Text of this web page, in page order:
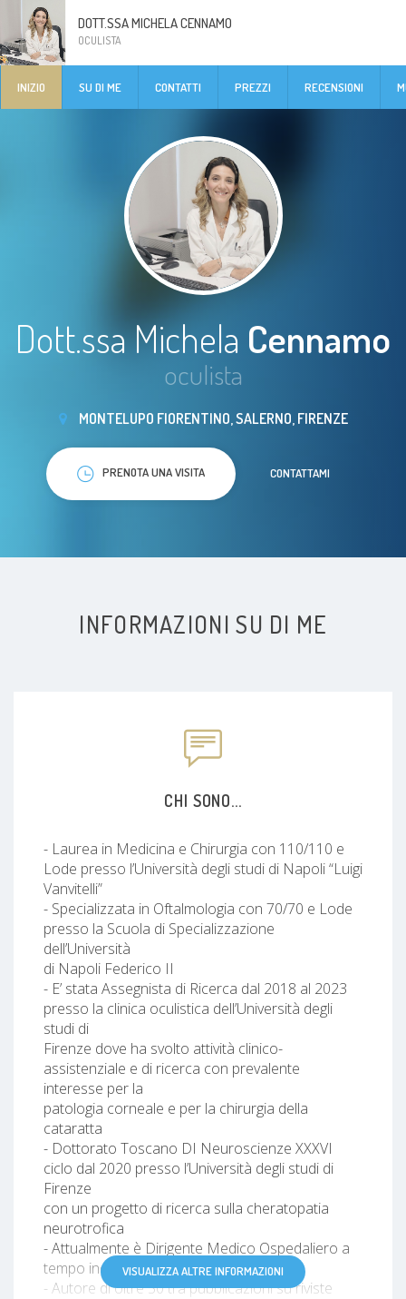
DOTT.SSA MICHELA CENNAMO
OCULISTA
INIZIO SU DI ME CONTATTI PREZZI RECENSIONI
Dott.ssa Michela Cennamo
oculista
MONTELUPO FIORENTINO, SALERNO, FIRENZE
PRENOTA UNA VISITA CONTATTAMI
INFORMAZIONI SU DI ME
CHI SONO...
- Laurea in Medicina e Chirurgia con 110/110 e
Lode presso l’Università degli studi di Napoli “Luigi
Vanvitelli”
- Specializzata in Oftalmologia con 70/70 e Lode
presso la Scuola di Specializzazione
dell’Università
di Napoli Federico II
- E’ stata Assegnista di Ricerca dal 2018 al 2023
presso la clinica oculistica dell’Università degli
studi di
Firenze dove ha svolto attività clinico-
assistenziale e di ricerca con prevalente
interesse per la
patologia corneale e per la chirurgia della
cataratta
- Dottorato Toscano DI Neuroscienze XXXVI
ciclo dal 2020 presso l’Università degli studi di
Firenze
con un progetto di ricerca sulla cheratopatia
neurotrofica
- Attualmente è Dirigente Medico Ospedaliero a
tempo indeterminato SSN
- Autore di oltre 50 tra pubblicazioni su riviste
VISUALIZZA ALTRE INFORMAZIONI